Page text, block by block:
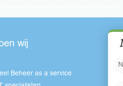
wij
Beheer as a service